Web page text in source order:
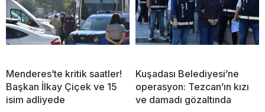
Menderes’te kritik saatler!
Başkan İlkay Çiçek ve 15
isim adliyede
Kuşadası Belediyesi’ne
operasyon: Tezcan’ın kızı
ve damadı gözaltında